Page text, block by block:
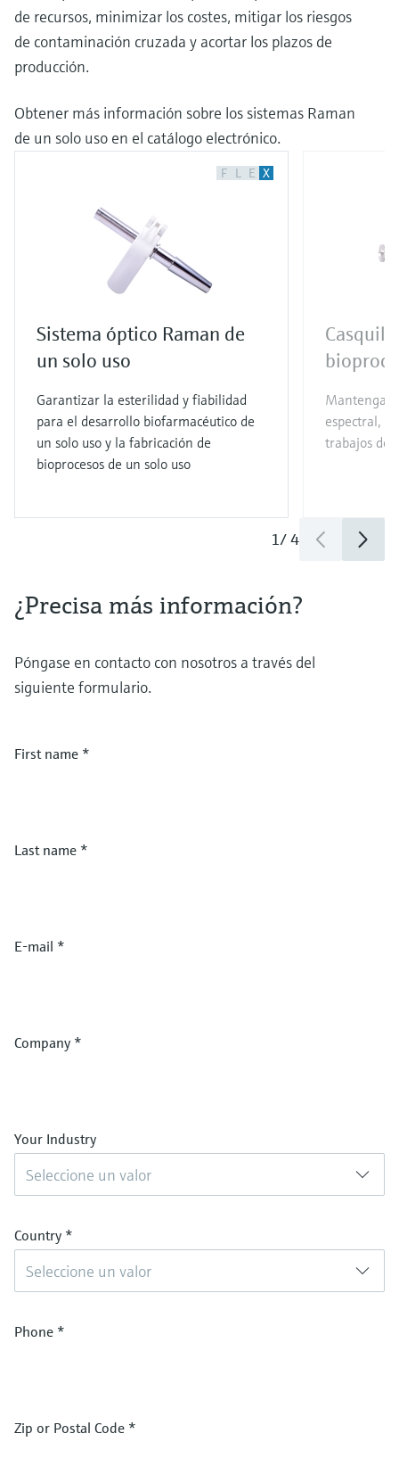
de recursos, minimizar los costes, mitigar los riesgos
de contaminación cruzada y acortar los plazos de
producción.
Obtener más información sobre los sistemas Raman
de un solo uso en el catálogo electrónico.
F L E X
Sistema óptico Raman de
un solo uso
Garantizar la esterilidad y fiabilidad
para el desarrollo biofarmacéutico de
un solo uso y la fabricación de
bioprocesos de un solo uso
Mantenga
espectral,
trabajos de
1/4
¿Precisa más información?
Póngase en contacto con nosotros a través del
siguiente formulario.
First name *
Last name *
E-mail *
Company *
Your Industry
Seleccione un valor
Country *
Seleccione un valor
Phone *
Zip or Postal Code *